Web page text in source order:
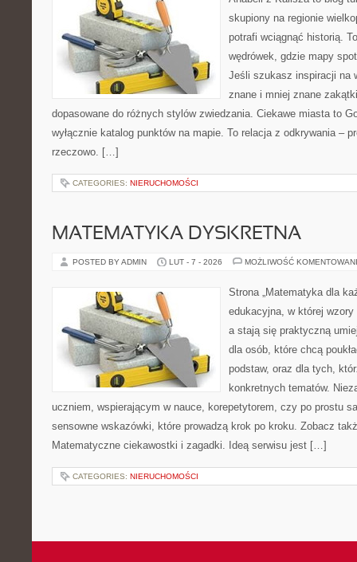
skupiony na regionie
potrafi wciągnąć historią.
wędrówek, gdzie mapy
Jeśli szukasz inspiracji na
znane i mniej znane
dopasowane do różnych stylów zwiedzania. Ciekawe miasta to
wyłącznie katalog punktów na mapie. To relacja z odkrywania –
rzeczowo. […]
CATEGORIES: NIERUCHOMOŚCI
MATEMATYKA DYSKRETNA
POSTED BY ADMIN LUT - 7 - 2026 MOŻLIWOŚĆ
Strona „Matematyka dla
edukacyjna, w której
a stają się praktyczną
dla osób, które chcą
podstaw, oraz dla tych,
konkretnych tematów.
uczniem, wspierającym w nauce, korepetytorem, czy po prostu
sensowne wskazówki, które prowadzą krok po kroku. Zobacz
Matematyczne ciekawostki i zagadki. Ideą serwisu jest […]
CATEGORIES: NIERUCHOMOŚCI